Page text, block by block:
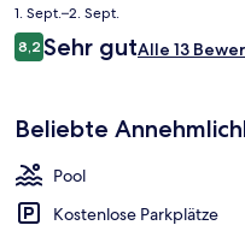
Preis
beträgt
261 €.
1. Sept.–2. Sept.
Bewertungen
8,28,2 von 10.
Sehr gutAlle 13
Beliebte
Pool
Kostenlose Parkplätze